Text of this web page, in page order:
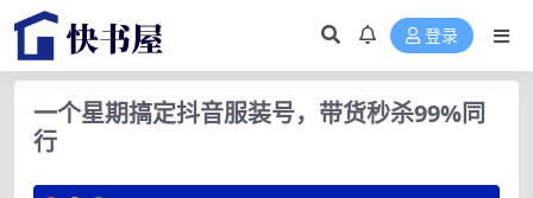
登录
一个星期搞定抖音服装号，带货秒杀99%同
行